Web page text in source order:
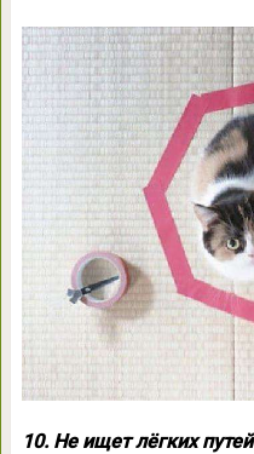
10. Не ищет лёгких путей